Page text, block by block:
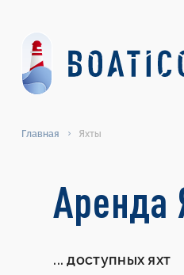
Главная Яхты
Аренда
... доступных яхт